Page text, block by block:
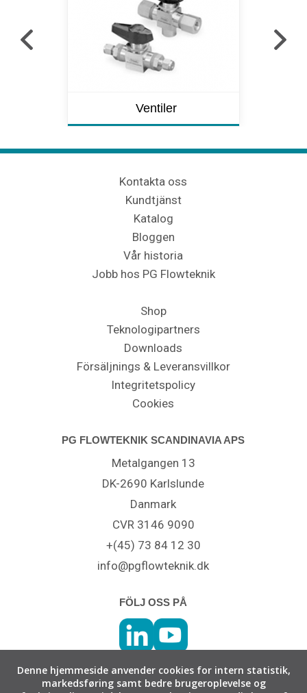
Ventiler
PG FLOWTEKNIK SCANDINAVIA APS
Metalgangen 13
DK-2690 Karlslunde
Danmark
CVR 3146 9090
+(45) 73 84 12 30
info@pgflowteknik.dk
Kontakta oss
Kundtjänst
Katalog
Bloggen
Vår historia
Jobb hos PG Flowteknik
Shop
Teknologipartners
Downloads
Försäljnings & Leveransvillkor
Integritetspolicy
Cookies
FÖLJ OSS PÅ
Denne hjemmeside anvender cookies for intern statistik,
markedsføring samt bedre brugeroplevelse og